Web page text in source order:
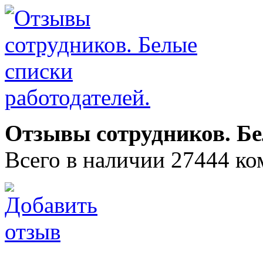
Отзывы сотрудников.
Всего в наличии 27444